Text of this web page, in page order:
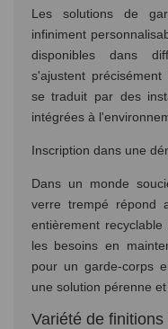
Les solutions de
infiniment
disponibles dans
s'ajustent
se traduit par des
intégrées à
Inscription dans une
Dans un monde
verre trempé répond
entièrement
les besoins en
pour un garde-corps
une solution pérenne
Variété de